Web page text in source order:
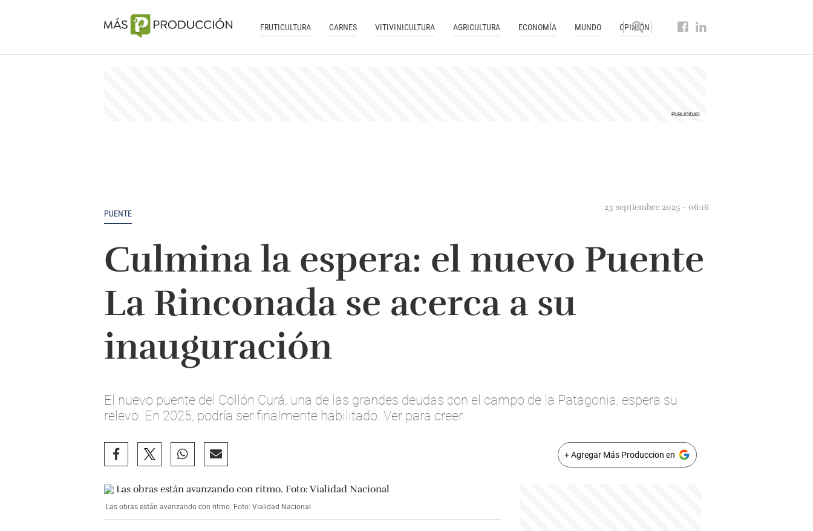
FRUTICULTURA CARNES VITIVINICULTURA AGRICULTURA ECONOMÍA MUNDO OPINIÓN
PUENTE
23 septiembre 2025 - 06:16
Culmina la espera: el nuevo Puente
La Rinconada se acerca a su
inauguración
El nuevo puente del Collón Curá, una de las grandes deudas con el campo de la Patagonia, espera su
relevo. En 2025, podría ser finalmente habilitado. Ver para creer.
+ Agregar Más Produccion en
Las obras están avanzando con ritmo. Foto: Vialidad Nacional